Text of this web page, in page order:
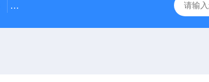
全自动自清洗过滤器 全自动管道过滤器